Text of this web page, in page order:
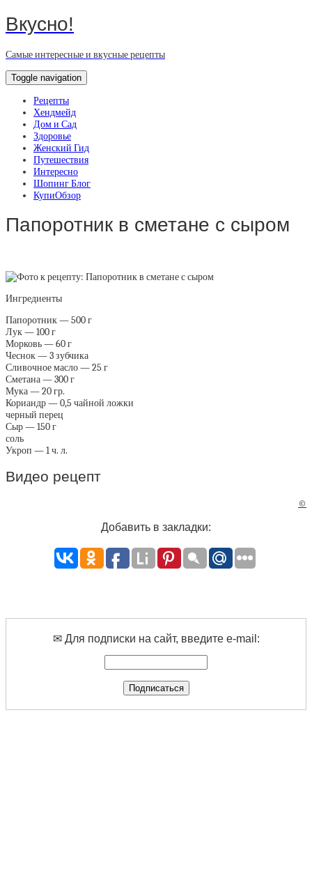
Вкусно!
Самые интересные и вкусные рецепты
Toggle navigation
Рецепты
Хендмейд
Дом и Сад
Здоровье
Женский Гид
Путешествия
Интересно
Шопинг Блог
КупиОбзор
Папоротник в сметане с сыром
Ингредиенты
Папоротник — 500 г
Лук — 100 г
Морковь — 60 г
Чеснок — 3 зубчика
Сливочное масло — 25 г
Сметана — 300 г
Мука — 20 гр.
Кориандр — 0,5 чайной ложки
черный перец
Сыр — 150 г
соль
Укроп — 1 ч. л.
Видео рецепт
©
Добавить в закладки:
✉ Для подписки на сайт, введите e-mail: